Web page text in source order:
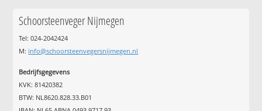
Schoorsteenveger Nijmegen
Tel: 024-2042424
M: info@schoorsteenvegersnijmegen.nl
Bedrijfsgegevens
KVK: 81420382
BTW: NL8620.828.33.B01